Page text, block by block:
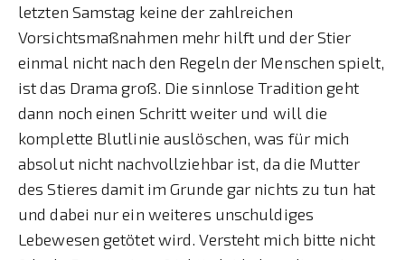
letzten Samstag keine der zahlreichen
Vorsichtsmaßnahmen mehr hilft und der Stier
einmal nicht nach den Regeln der Menschen spielt,
ist das Drama groß. Die sinnlose Tradition geht
dann noch einen Schritt weiter und will die
komplette Blutlinie auslöschen, was für mich
absolut nicht nachvollziehbar ist, da die Mutter
des Stieres damit im Grunde gar nichts zu tun hat
und dabei nur ein weiteres unschuldiges
Lebewesen getötet wird. Versteht mich bitte nicht